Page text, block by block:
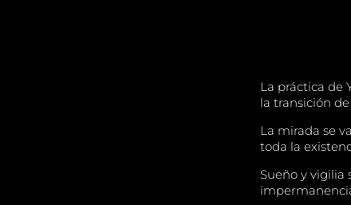
La práctica de
la transición
La mirada se
toda la
Sueño y vigilia